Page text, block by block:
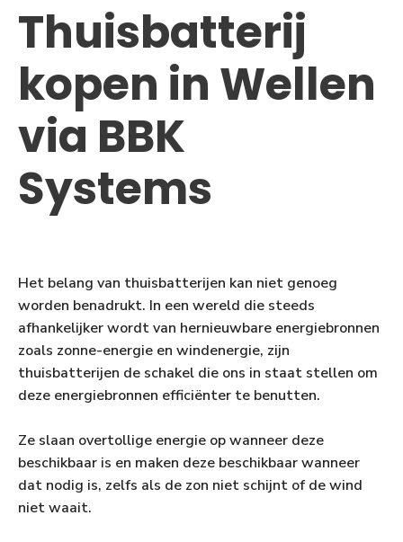
Thuisbatterij
kopen in Wellen
via BBK
Systems
Het belang van thuisbatterijen kan niet genoeg
worden benadrukt. In een wereld die steeds
afhankelijker wordt van hernieuwbare energiebronnen
zoals zonne-energie en windenergie, zijn
thuisbatterijen de schakel die ons in staat stellen om
deze energiebronnen efficiënter te benutten.
Ze slaan overtollige energie op wanneer deze
beschikbaar is en maken deze beschikbaar wanneer
dat nodig is, zelfs als de zon niet schijnt of de wind
niet waait.